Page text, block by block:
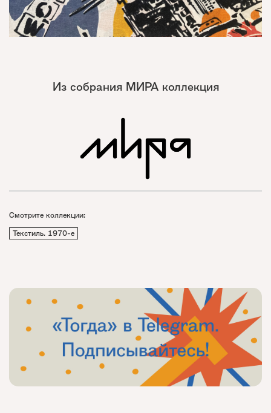
Из собрания МИРА коллекция
Смотрите коллекции:
Текстиль. 1970-е